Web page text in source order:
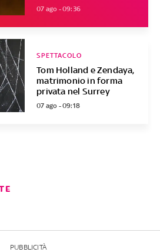
07 ago - 09:36
Tom Holland e Zendaya,
matrimonio in forma
privata nel Surrey
SPETTACOLO
07 ago - 09:18
PUBBLICITÀ